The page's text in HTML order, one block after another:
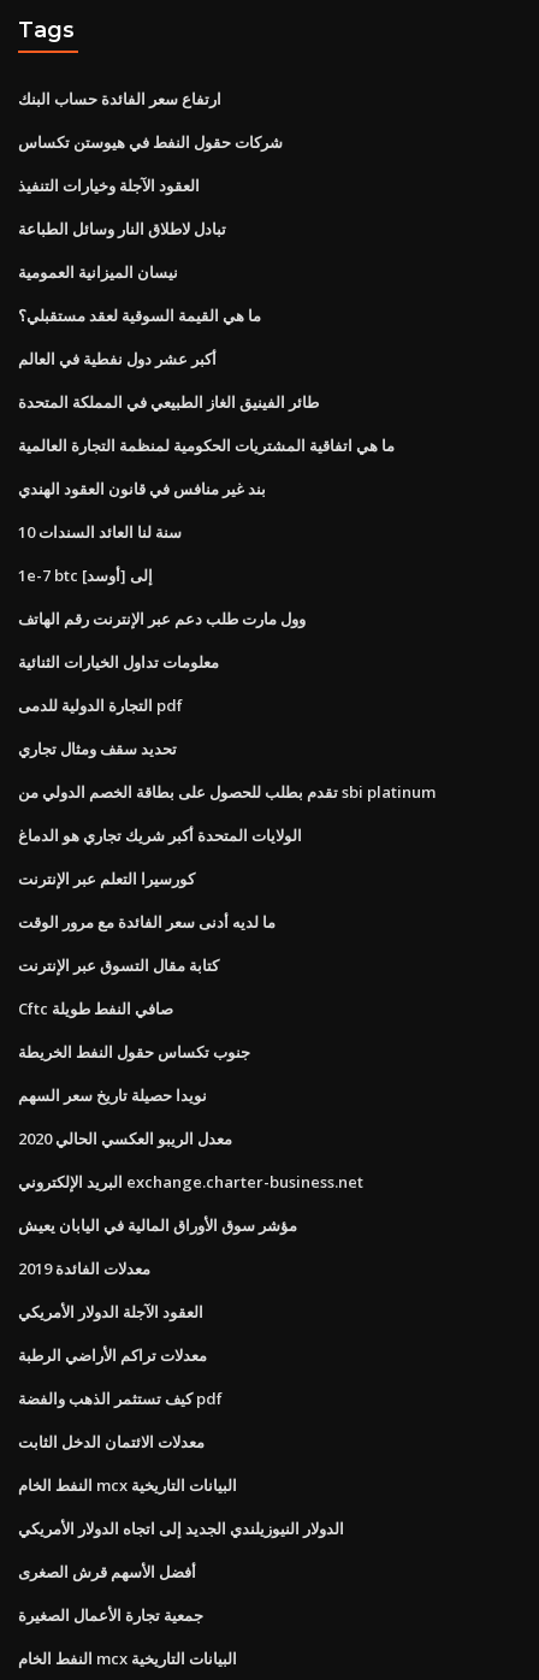
Tags
ارتفاع سعر الفائدة حساب البنك
شركات حقول النفط في هيوستن تكساس
العقود الآجلة وخيارات التنفيذ
تبادل لاطلاق النار وسائل الطباعة
نيسان الميزانية العمومية
ما هي القيمة السوقية لعقد مستقبلي؟
أكبر عشر دول نفطية في العالم
طائر الفينيق الغاز الطبيعي في المملكة المتحدة
ما هي اتفاقية المشتريات الحكومية لمنظمة التجارة العالمية
بند غير منافس في قانون العقود الهندي
10 سنة لنا العائد السندات
1e-7 btc إلى [أوسد]
وول مارت طلب دعم عبر الإنترنت رقم الهاتف
معلومات تداول الخيارات الثنائية
التجارة الدولية للدمى pdf
تحديد سقف ومثال تجاري
تقدم بطلب للحصول على بطاقة الخصم الدولي من sbi platinum
الولايات المتحدة أكبر شريك تجاري هو الدماغ
كورسيرا التعلم عبر الإنترنت
ما لديه أدنى سعر الفائدة مع مرور الوقت
كتابة مقال التسوق عبر الإنترنت
Cftc صافي النفط طويلة
جنوب تكساس حقول النفط الخريطة
نويدا حصيلة تاريخ سعر السهم
معدل الريبو العكسي الحالي 2020
البريد الإلكتروني exchange.charter-business.net
مؤشر سوق الأوراق المالية في اليابان يعيش
معدلات الفائدة 2019
العقود الآجلة الدولار الأمريكي
معدلات تراكم الأراضي الرطبة
كيف تستثمر الذهب والفضة pdf
معدلات الائتمان الدخل الثابت
النفط الخام mcx البيانات التاريخية
الدولار النيوزيلندي الجديد إلى اتجاه الدولار الأمريكي
أفضل الأسهم قرش الصغرى
جمعية تجارة الأعمال الصغيرة
النفط الخام mcx البيانات التاريخية